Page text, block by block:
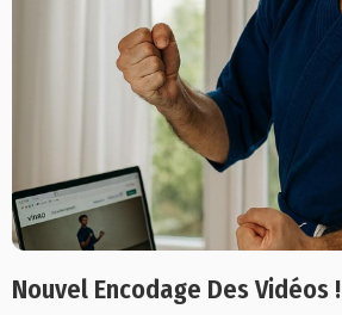
Nouvel Encodage Des Vidéos !